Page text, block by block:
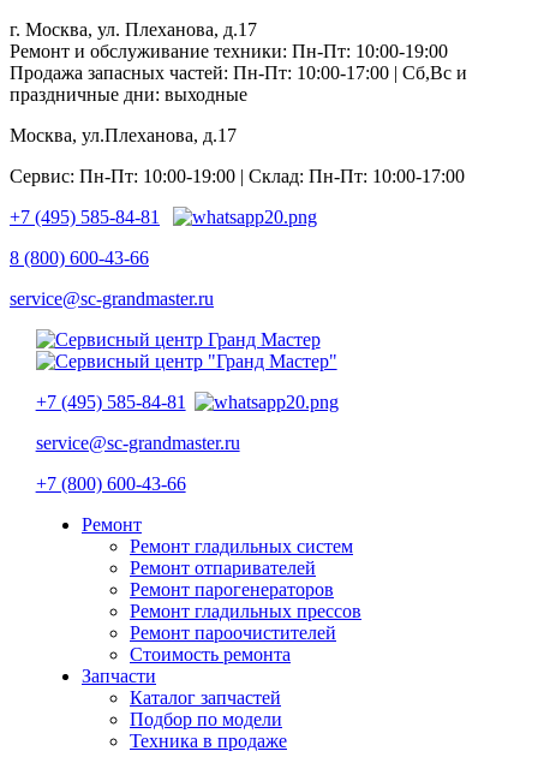
г. Москва, ул. Плеханова, д.17
Ремонт и обслуживание техники: Пн-Пт: 10:00-19:00
Продажа запасных частей: Пн-Пт: 10:00-17:00 | Сб,Вс и
праздничные дни: выходные
Москва, ул.Плеханова, д.17
Сервис: Пн-Пт: 10:00-19:00 | Склад: Пн-Пт: 10:00-17:00
+7 (495) 585-84-81
8 (800) 600-43-66
service@sc-grandmaster.ru
+7 (495) 585-84-81
service@sc-grandmaster.ru
+7 (800) 600-43-66
Ремонт
Ремонт гладильных систем
Ремонт отпаривателей
Ремонт парогенераторов
Ремонт гладильных прессов
Ремонт пароочистителей
Стоимость ремонта
Запчасти
Каталог запчастей
Подбор по модели
Техника в продаже